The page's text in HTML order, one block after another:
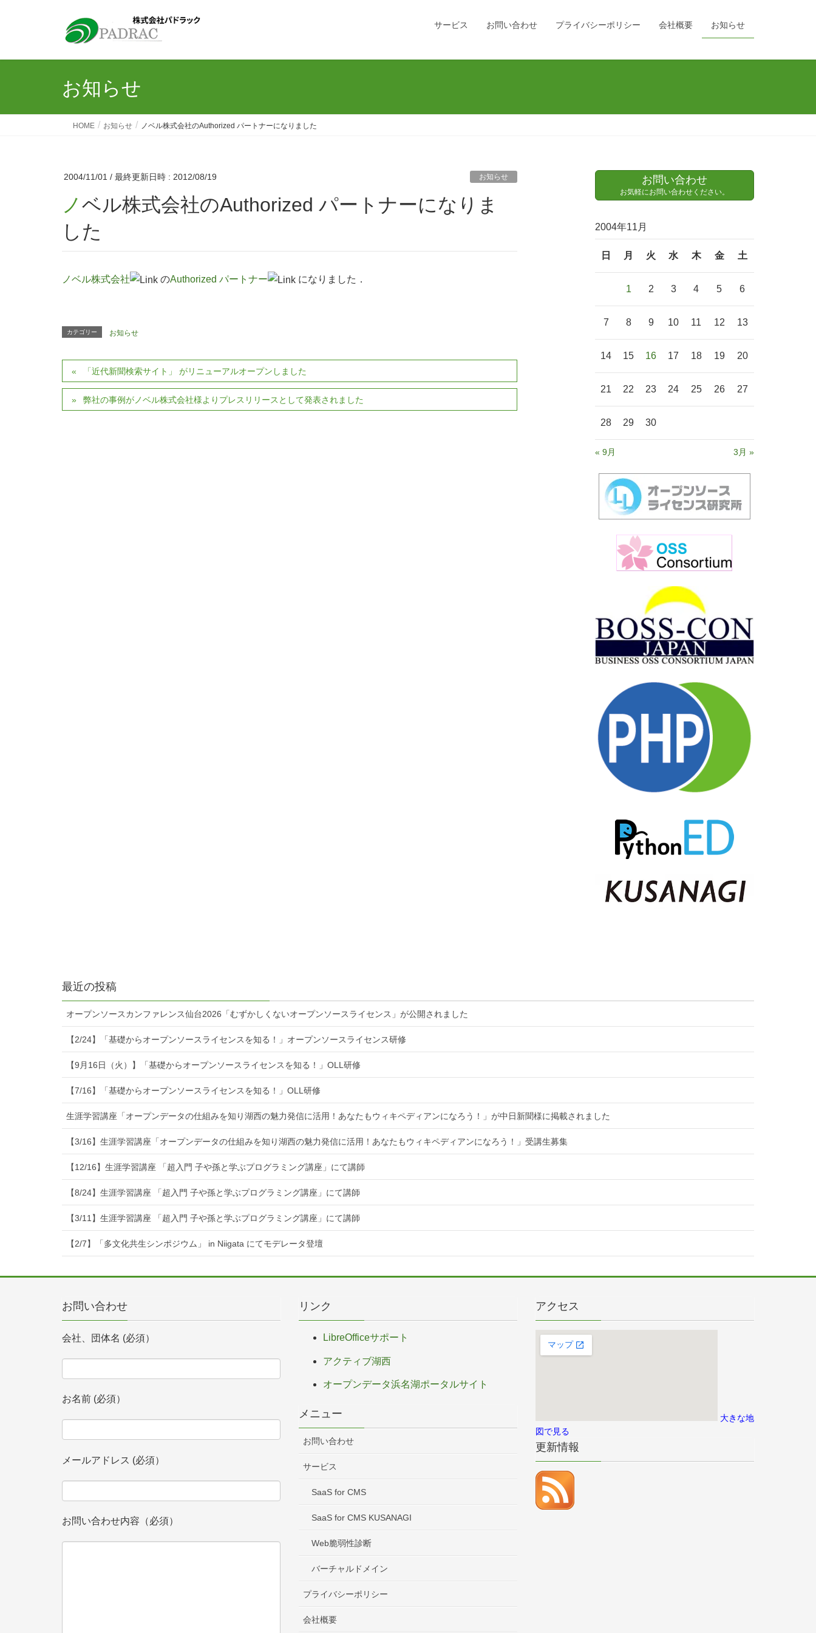
サービス お問い合わせ プライバシーポリシー 会社概要 お知らせ
お知らせ
HOME お知らせ ノベル株式会社のAuthorized パートナーになりました
2004/11/01 / 最終更新日時 : 2012/08/19 お知らせ
ノベル株式会社のAuthorized パートナーになりま
した
ノベル株式会社 のAuthorized パートナー になりました．
カテゴリー お知らせ
「近代新聞検索サイト」 がリニューアルオープンしました
弊社の事例がノベル株式会社様よりプレスリリースとして発表されました
お問い合わせ
お気軽にお問い合わせください。
2004年11月
日 月 火 水 木 金 土
1 2 3 4 5 6
7 8 9 10 11 12 13
14 15 16 17 18 19 20
21 22 23 24 25 26 27
28 29 30
« 9月 3月 »
最近の投稿
オープンソースカンファレンス仙台2026「むずかしくないオープンソースライセンス」が公開されました
【2/24】「基礎からオープンソースライセンスを知る！」オープンソースライセンス研修
【9月16日（火）】「基礎からオープンソースライセンスを知る！」OLL研修
【7/16】「基礎からオープンソースライセンスを知る！」OLL研修
生涯学習講座「オープンデータの仕組みを知り湖西の魅力発信に活用！あなたもウィキペディアンになろう！」が中日新聞様に掲載されました
【3/16】生涯学習講座「オープンデータの仕組みを知り湖西の魅力発信に活用！あなたもウィキペディアンになろう！」受講生募集
【12/16】生涯学習講座 「超入門 子や孫と学ぶプログラミング講座」にて講師
【8/24】生涯学習講座 「超入門 子や孫と学ぶプログラミング講座」にて講師
【3/11】生涯学習講座 「超入門 子や孫と学ぶプログラミング講座」にて講師
【2/7】「多文化共生シンポジウム」 in Niigata にてモデレータ登壇
お問い合わせ
会社、団体名 (必須）
お名前 (必須）
メールアドレス (必須）
お問い合わせ内容（必須）
リンク
LibreOfficeサポート
アクティブ湖西
オープンデータ浜名湖ポータルサイト
メニュー
お問い合わせ
サービス
SaaS for CMS
SaaS for CMS KUSANAGI
Web脆弱性診断
バーチャルドメイン
プライバシーポリシー
会社概要
アクセス
大きな地
図で見る
更新情報